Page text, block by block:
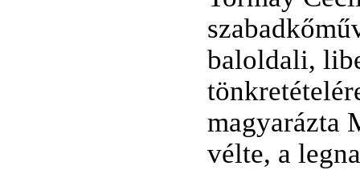
baloldali,
magyarázta
vélte, a